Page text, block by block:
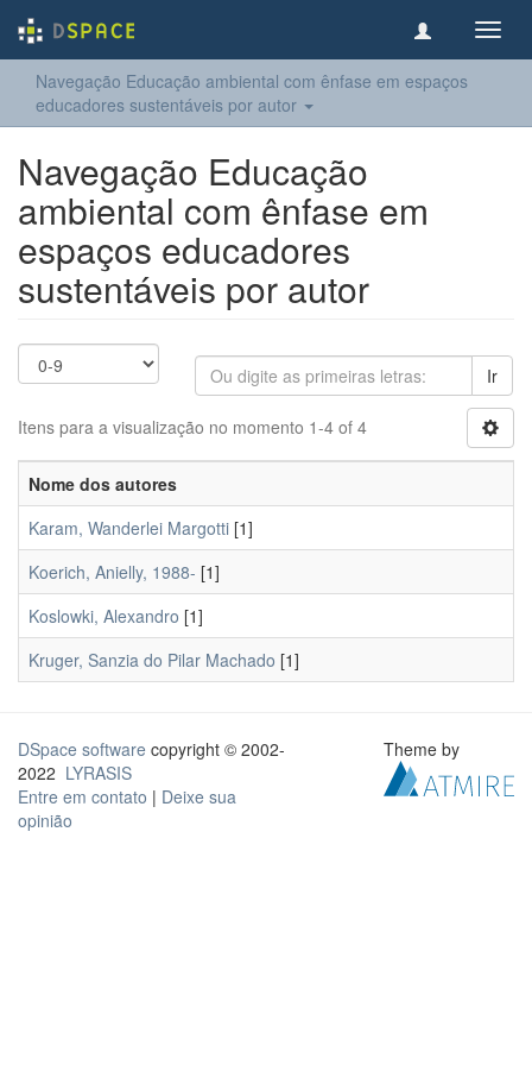
Navegação Educação ambiental com ênfase em espaços
educadores sustentáveis por autor
Navegação Educação
ambiental com ênfase em
espaços educadores
sustentáveis por autor
Ir
Itens para a visualização no momento 1-4 of 4
Nome dos autores
Karam, Wanderlei Margotti [1]
Koerich, Anielly, 1988- [1]
Koslowki, Alexandro [1]
Kruger, Sanzia do Pilar Machado [1]
DSpace software copyright © 2002-
2022 LYRASIS
Entre em contato | Deixe sua
opinião
Theme by